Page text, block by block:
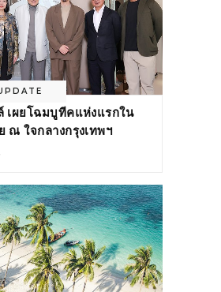
เผยโฉมบูทีคแห่งแรกใน
ณ ใจกลางกรุงเทพฯ